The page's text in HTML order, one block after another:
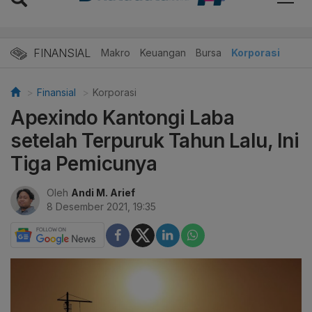
FINANSIAL Makro Keuangan Bursa Korporasi
Finansial Korporasi
Apexindo Kantongi Laba
setelah Terpuruk Tahun Lalu, Ini
Tiga Pemicunya
Oleh Andi M. Arief
8 Desember 2021, 19:35